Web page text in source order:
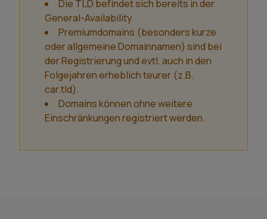
Die TLD befindet sich bereits in der
General-Availability
Premiumdomains (besonders kurze
oder allgemeine Domainnamen) sind bei
der Registrierung und evtl. auch in den
Folgejahren erheblich teurer (z.B.
car.tld).
Domains können ohne weitere
Einschränkungen registriert werden.